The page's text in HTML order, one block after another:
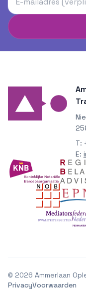
T:
E:
© 2026 Ammerlaan
PrivacyVoorwaarden